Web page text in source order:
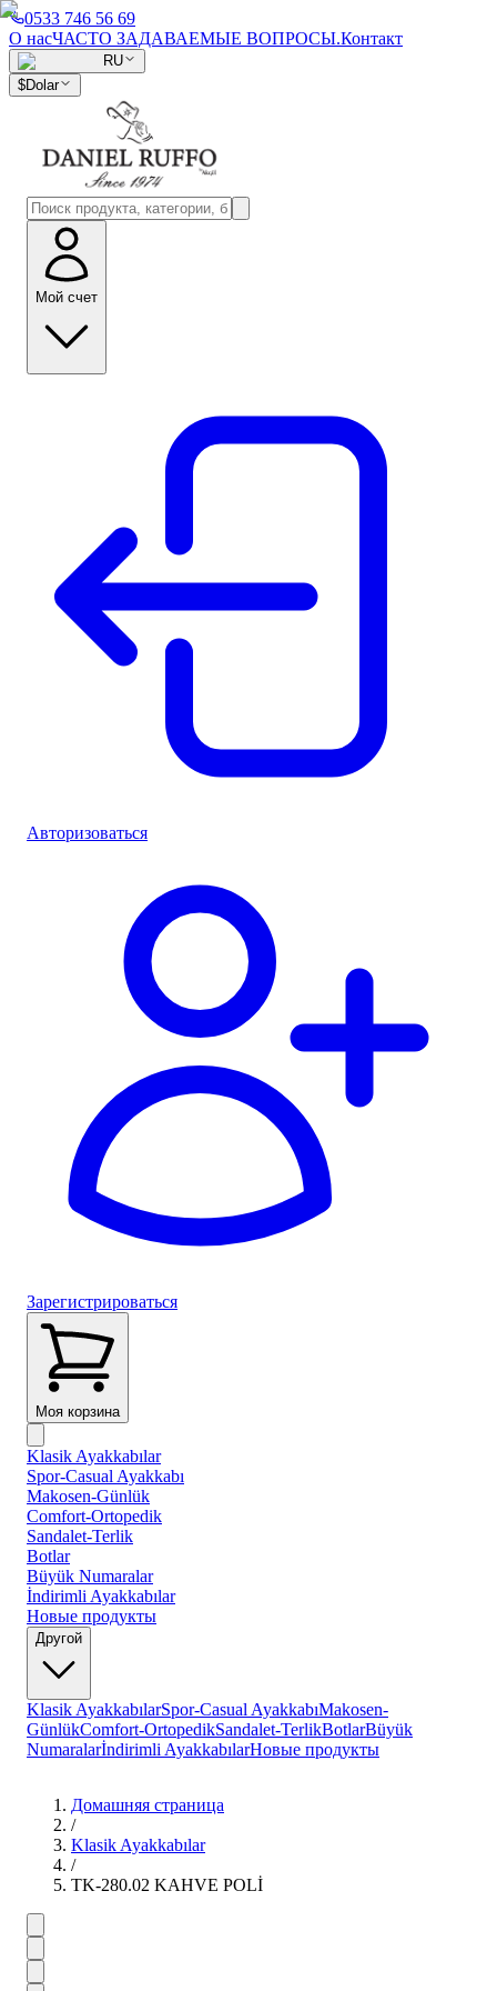
0533 746 56 69
О насЧАСТО ЗАДАВАЕМЫЕ ВОПРОСЫ.Контакт
RU
$Dolar
Мой счет
Авторизоваться
Зарегистрироваться
Моя корзина
Klasik Ayakkabılar
Spor-Casual Ayakkabı
Makosen-Günlük
Comfort-Ortopedik
Sandalet-Terlik
Botlar
Büyük Numaralar
İndirimli Ayakkabılar
Новые продукты
Другой
Klasik AyakkabılarSpor-Casual AyakkabıMakosen-
GünlükComfort-OrtopedikSandalet-TerlikBotlarBüyük
Numaralarİndirimli AyakkabılarНовые продукты
Домашняя страница
/
Klasik Ayakkabılar
/
TK-280.02 KAHVE POLİ